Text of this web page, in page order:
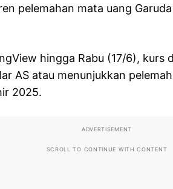
pelemahan mata uang
hingga Rabu (17/6), kurs
AS atau menunjukkan
2025.
ADVERTISEMENT
SCROLL TO CONTINUE WITH CONTENT